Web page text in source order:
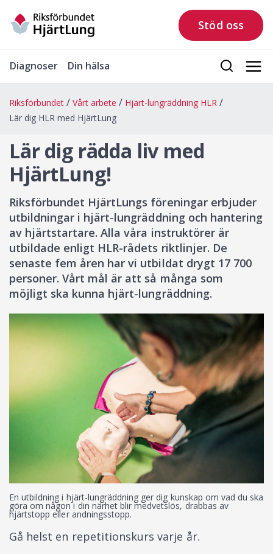
Stöd oss
Diagnoser Din hälsa
Riksförbundet Vårt arbete
Hjärt-lungräddning HLR
Lär dig HLR med HjärtLung
Lär dig rädda liv med
HjärtLung!
Riksförbundet HjärtLungs föreningar erbjuder
utbildningar i hjärt-lungräddning och hantering
av hjärtstartare. Alla våra instruktörer är
utbildade enligt HLR-rådets riktlinjer. De
senaste fem åren har vi utbildat drygt 17 700
personer. Vårt mål är att så många som
möjligt ska kunna hjärt-lungräddning.
En utbildning i hjärt-lungräddning ger dig kunskap om vad du ska
göra om någon i din närhet blir medvetslös, drabbas av
hjärtstopp eller andningsstopp.
Gå helst en repetitionskurs varje år.